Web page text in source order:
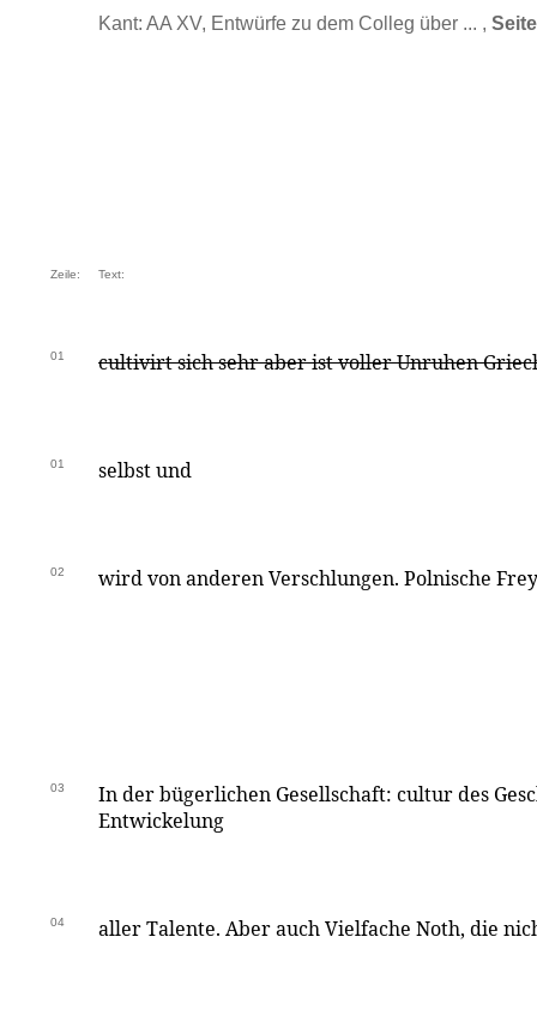
Kant: AA XV, Entwürfe zu dem Colleg über ... ,
Zeile: Text:
01 cultivirt sich sehr aber ist voller Unruhen
01 selbst und
02 wird von anderen Verschlungen. Polnische
03
In der bügerlichen Gesellschaft: cultur des
Entwickelung
04 aller Talente. Aber auch Vielfache Noth, die